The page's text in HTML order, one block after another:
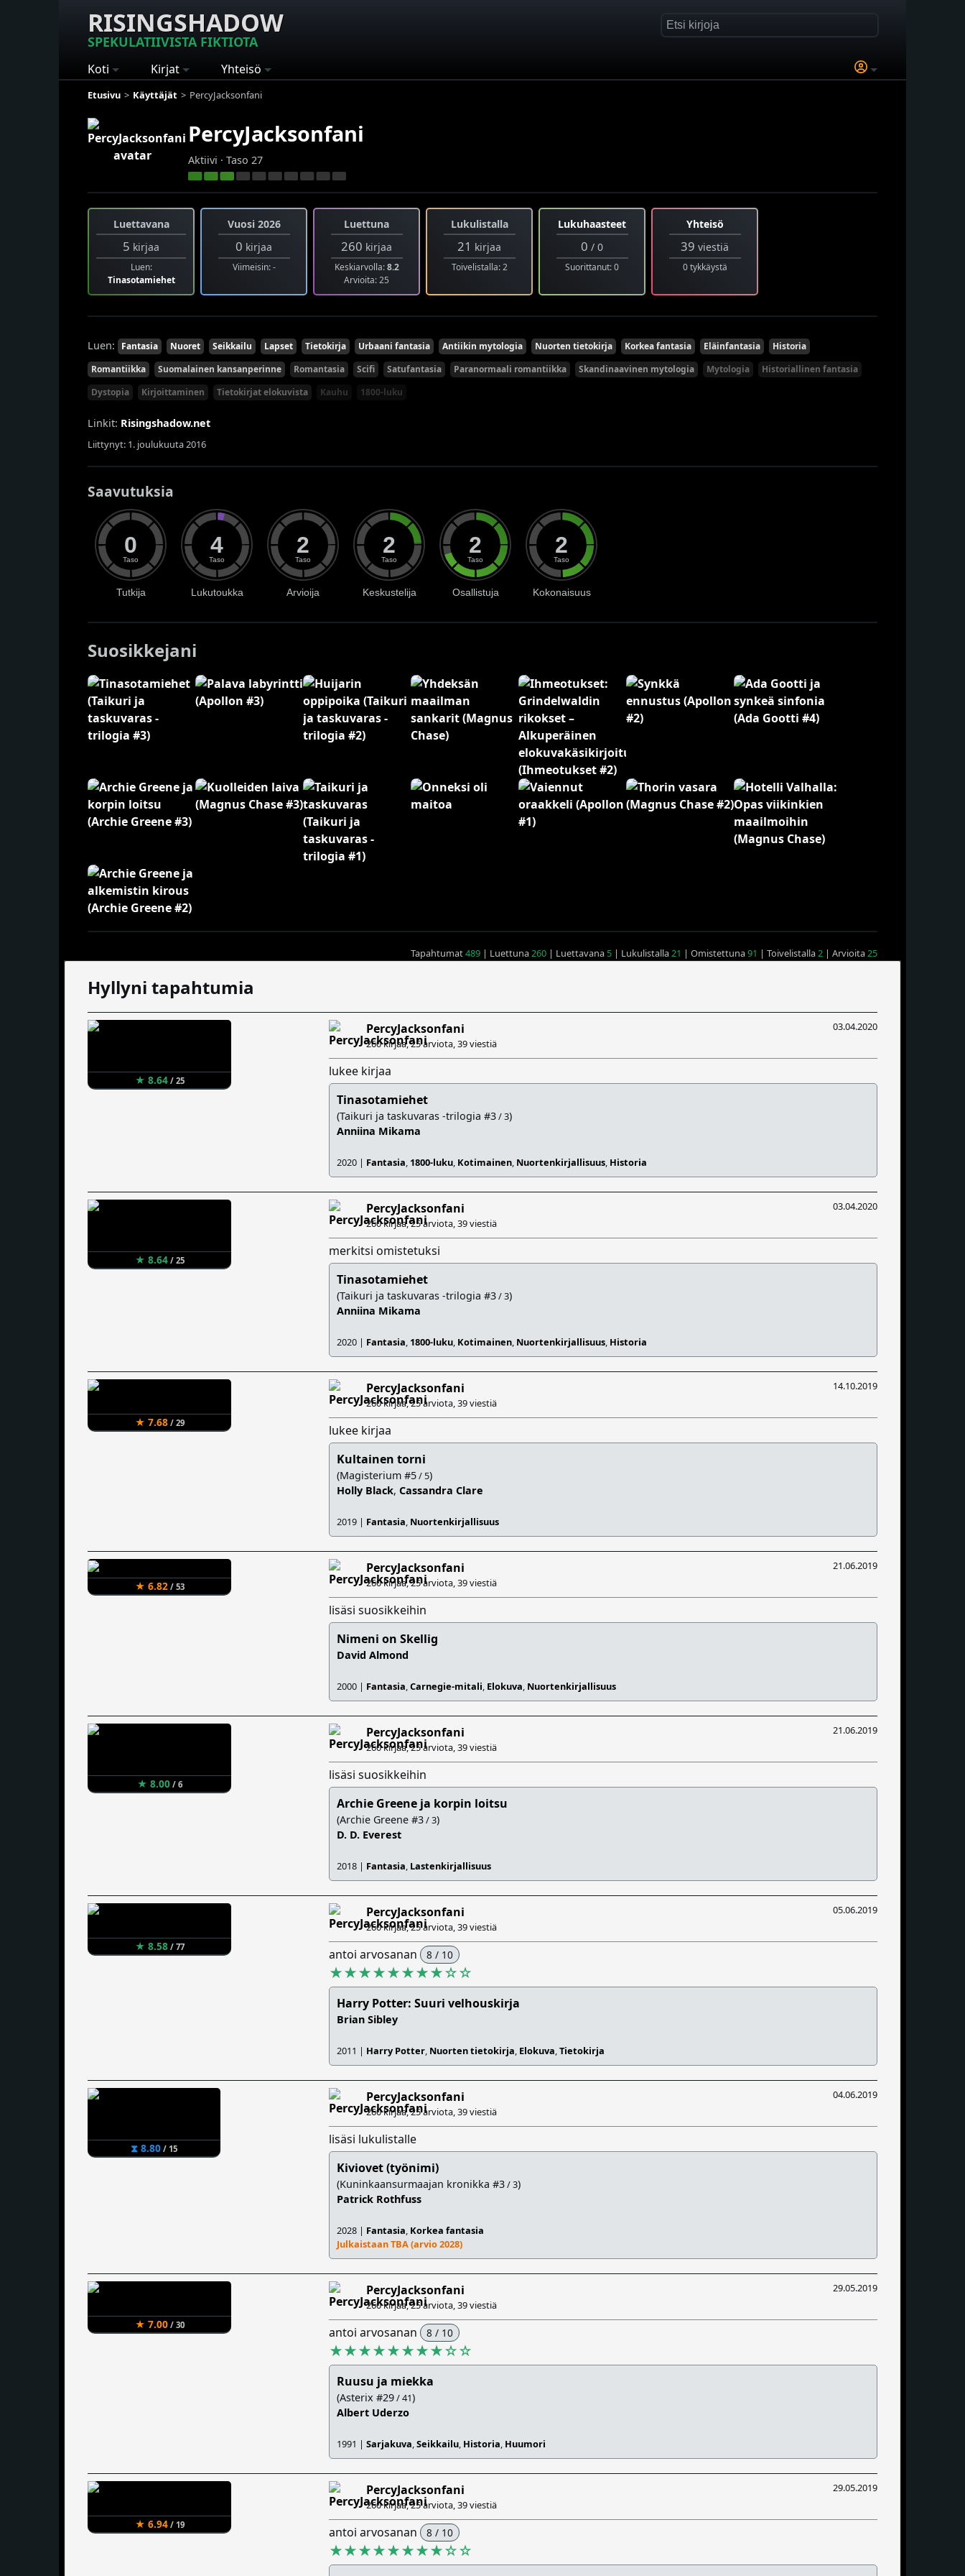
RISINGSHADOW
SPEKULATIIVISTA FIKTIOTA
Koti Kirjat Yhteisö
Etusivu Käyttäjät PercyJacksonfani
PercyJacksonfani
Aktiivi · Taso 27
Luettavana
5 kirjaa
Luen:
Tinasotamiehet
Vuosi 2026
0 kirjaa
Viimeisin: -
Luettuna
260 kirjaa
Keskiarvolla:8.2
Arvioita: 25
Lukulistalla
21 kirjaa
Toivelistalla: 2
Lukuhaasteet
0 / 0
Suorittanut: 0
Yhteisö
39 viestiä
0 tykkäystä
Luen: Fantasia Nuoret Seikkailu Lapset Tietokirja Urbaani fantasia Antiikin mytologia Nuorten tietokirja Korkea fantasia Eläinfantasia
Historia
Romantiikka
Suomalainen kansanperinne Romantasia Scifi Satufantasia Paranormaali romantiikka Skandinaavinen mytologia Mytologia
Historiallinen fantasia
Dystopia
Kirjoittaminen Tietokirjat elokuvista Kauhu 1800-luku
Linkit: Risingshadow.net
Liittynyt: 1. joulukuuta 2016
Saavutuksia
0
Taso
Tutkija
4
Taso
Lukutoukka
2
Taso
Arvioija
2
Taso
Keskustelija
2
Taso
Osallistuja
2
Taso
Kokonaisuus
Suosikkejani
Tapahtumat489 | Luettuna260 | Luettavana 5 | Lukulistalla21 | Omistettuna91 | Toivelistalla2 | Arvioita25
Hyllyni tapahtumia
★ 8.64/ 25
03.04.2020
PercyJacksonfani
260 kirjaa, 25 arviota,39 viestiä
lukee kirjaa
Tinasotamiehet
(Taikuri ja taskuvaras -trilogia #3/ 3)
Anniina Mikama
2020 | Fantasia, 1800-luku, Kotimainen, Nuortenkirjallisuus, Historia
★ 8.64/ 25
03.04.2020
PercyJacksonfani
260 kirjaa, 25 arviota,39 viestiä
merkitsi omistetuksi
Tinasotamiehet
(Taikuri ja taskuvaras -trilogia #3/ 3)
Anniina Mikama
2020 | Fantasia, 1800-luku, Kotimainen, Nuortenkirjallisuus, Historia
★ 7.68/ 29
14.10.2019
PercyJacksonfani
260 kirjaa, 25 arviota,39 viestiä
lukee kirjaa
Kultainen torni
(Magisterium #5/ 5)
Holly Black, Cassandra Clare
2019 | Fantasia, Nuortenkirjallisuus
★ 6.82/ 53
21.06.2019
PercyJacksonfani
260 kirjaa, 25 arviota,39 viestiä
lisäsi suosikkeihin
Nimeni on Skellig
David Almond
2000 | Fantasia,Carnegie-mitali, Elokuva, Nuortenkirjallisuus
★ 8.00/ 6
21.06.2019
PercyJacksonfani
260 kirjaa, 25 arviota,39 viestiä
lisäsi suosikkeihin
Archie Greene ja korpin loitsu
(Archie Greene #3/ 3)
D. D. Everest
2018 | Fantasia, Lastenkirjallisuus
★ 8.58/ 77
05.06.2019
PercyJacksonfani
260 kirjaa, 25 arviota,39 viestiä
antoi arvosanan 8 / 10
★★★★★★★★☆☆
Harry Potter: Suuri velhouskirja
Brian Sibley
2011 | Harry Potter, Nuorten tietokirja, Elokuva,Tietokirja
⧗ 8.80 / 15
04.06.2019
PercyJacksonfani
260 kirjaa, 25 arviota,39 viestiä
lisäsi lukulistalle
Kiviovet (työnimi)
(Kuninkaansurmaajan kronikka #3/ 3)
Patrick Rothfuss
2028 | Fantasia, Korkea fantasia
Julkaistaan TBA (arvio 2028)
★ 7.00/ 30
29.05.2019
PercyJacksonfani
260 kirjaa, 25 arviota,39 viestiä
antoi arvosanan 8 / 10
★★★★★★★★☆☆
Ruusu ja miekka
(Asterix #29/ 41)
Albert Uderzo
1991 | Sarjakuva,Seikkailu, Historia, Huumori
★ 6.94/ 19
29.05.2019
PercyJacksonfani
260 kirjaa, 25 arviota,39 viestiä
antoi arvosanan 8 / 10
★★★★★★★★☆☆